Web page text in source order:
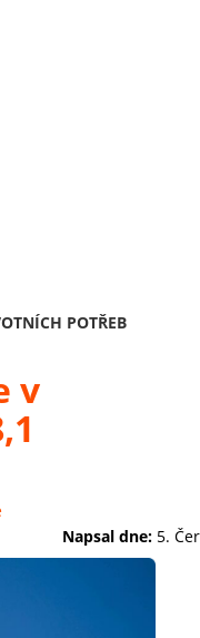
POTŘEB
v
Napsal dne: 5.